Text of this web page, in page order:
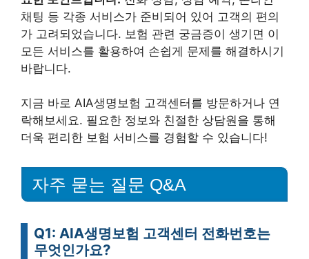
채팅 등 각종 서비스가 준비되어 있어 고객의 편의
가 고려되었습니다. 보험 관련 궁금증이 생기면 이
모든 서비스를 활용하여 손쉽게 문제를 해결하시기
바랍니다.
지금 바로 AIA생명보험 고객센터를 방문하거나 연
락해보세요. 필요한 정보와 친절한 상담원을 통해
더욱 편리한 보험 서비스를 경험할 수 있습니다!
자주 묻는 질문 Q&A
Q1: AIA생명보험 고객센터 전화번호는
무엇인가요?